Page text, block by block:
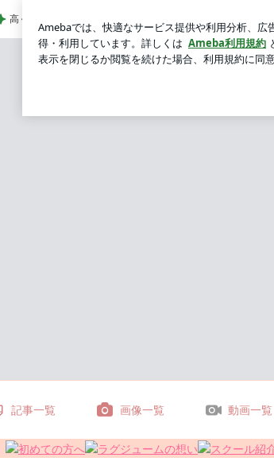
ルフケア〜『ヘルスケアコース/ナードベイ
高くて買えないコストコのあんドーナツ
記事一覧 画像一覧 動画一覧